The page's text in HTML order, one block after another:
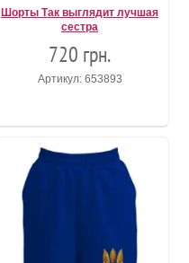
Шорты Так выглядит лучшая
сестра
720 грн.
Артикул: 653893